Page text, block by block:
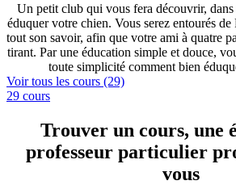
Un petit club qui vous fera découvrir,
éduquer votre chien. Vous serez entourés
tout son savoir, afin que votre ami à quatre
tirant. Par une éducation simple et douce,
toute simplicité comment bien
Voir tous les cours (29)
29 cours
Trouver un cours, une
professeur particulier
vous